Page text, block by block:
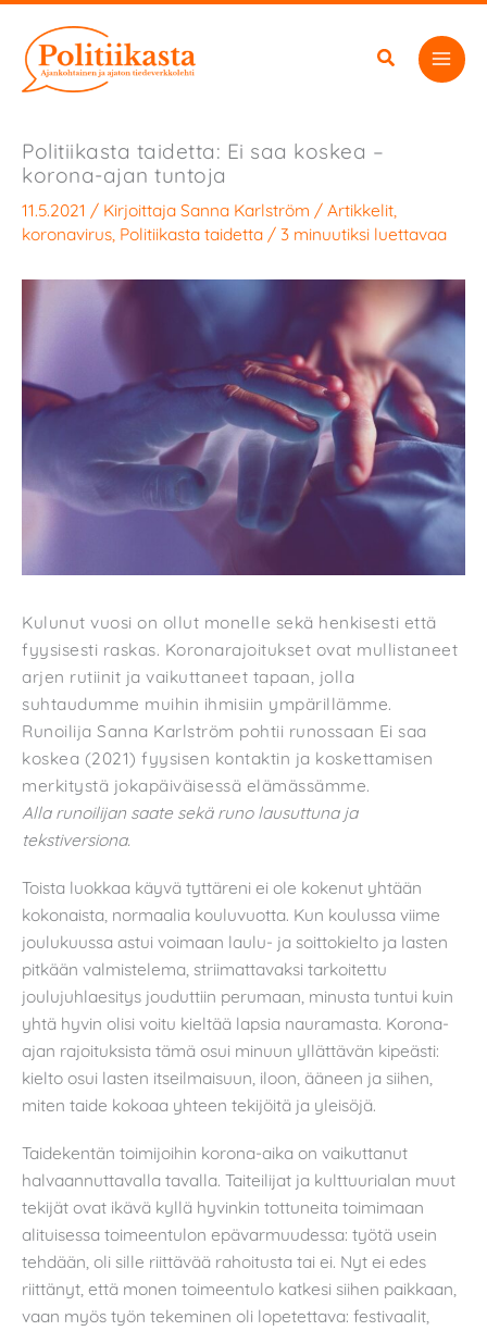
sisältöön
Politiikasta taidetta: Ei saa koskea –
korona-ajan tuntoja
11.5.2021 / Kirjoittaja Sanna Karlström / Artikkelit
koronavirus Politiikasta taidetta / 3 minuutiksi luettavaa
Kulunut vuosi on ollut monelle sekä henkisesti että
fyysisesti raskas. Koronarajoitukset ovat mullistaneet
arjen rutiinit ja vaikuttaneet tapaan, jolla
suhtaudumme muihin ihmisiin ympärillämme.
Runoilija Sanna Karlström pohtii runossaan Ei saa
koskea (2021) fyysisen kontaktin ja koskettamisen
merkitystä jokapäiväisessä elämässämme.
Alla runoilijan saate sekä runo lausuttuna ja
tekstiversiona.
Toista luokkaa käyvä tyttäreni ei ole kokenut yhtään
kokonaista, normaalia kouluvuotta. Kun koulussa viime
joulukuussa astui voimaan laulu- ja soittokielto ja lasten
pitkään valmistelema, striimattavaksi tarkoitettu
joulujuhlaesitys jouduttiin perumaan, minusta tuntui kuin
yhtä hyvin olisi voitu kieltää lapsia nauramasta. Korona-
ajan rajoituksista tämä osui minuun yllättävän kipeästi:
kielto osui lasten itseilmaisuun, iloon, ääneen ja siihen,
miten taide kokoaa yhteen tekijöitä ja yleisöjä.
Taidekentän toimijoihin korona-aika on vaikuttanut
halvaannuttavalla tavalla. Taiteilijat ja kulttuurialan muut
tekijät ovat ikävä kyllä hyvinkin tottuneita toimimaan
alituisessa toimeentulon epävarmuudessa: työtä usein
tehdään, oli sille riittävää rahoitusta tai ei. Nyt ei edes
riittänyt, että monen toimeentulo katkesi siihen paikkaan,
vaan myös työn tekeminen oli lopetettava: festivaalit,